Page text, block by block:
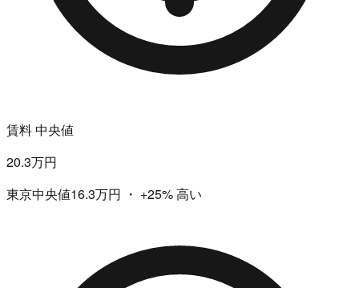
賃料 中央値
20.3万円
東京中央値16.3万円 ・ +25%高い